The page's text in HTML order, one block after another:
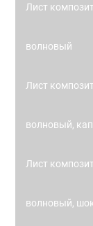
Лист
волновый
Лист
волновый,
Лист
волновый,